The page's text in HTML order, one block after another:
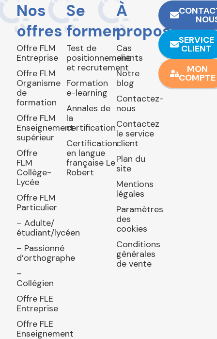
Nos
offres
Offre FLM
Entreprise
Offre FLM
Organisme
de
formation
Offre FLM
Enseignement
supérieur
Offre
FLM
Collège-
Lycée
Offre FLM
Particulier
– Adulte/
étudiant/lycéen
– Passionné
d’orthographe
–
Collégien
Offre FLE
Entreprise
Offre FLE
Enseignement
Se
former
Test de
positionnement
et recrutement
Formation
e-learning
Annales de
la
certification
Certification
en langue
française Le
Robert
À
propos
Cas
clients
Notre
blog
Contactez-
nous
Contactez
le service
client
Plan du
site
Mentions
légales
Paramètres
des
cookies
Conditions
générales
de vente
SERVICE
CLIENT
MON
COMPTE